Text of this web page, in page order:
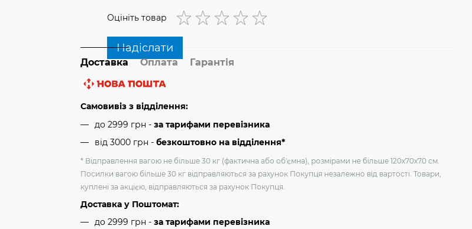
Оцініть товар
Надіслати
Доставка Оплата Гарантія
Самовивіз з відділення:
до 2999 грн - за тарифами перевізника
від 3000 грн - безкоштовно на відділення*
* Відправлення вагою не більше 30 кг (фактична або об'ємна), розмірами не більше 120х70х70 см.
Посилки вагою більше 30 кг відправляються за рахунок Покупця незалежно від вартості. Товари,
куплені за акцією, відправляються за рахунок Покупця.
Доставка у Поштомат:
до 2999 грн - за тарифами перевізника